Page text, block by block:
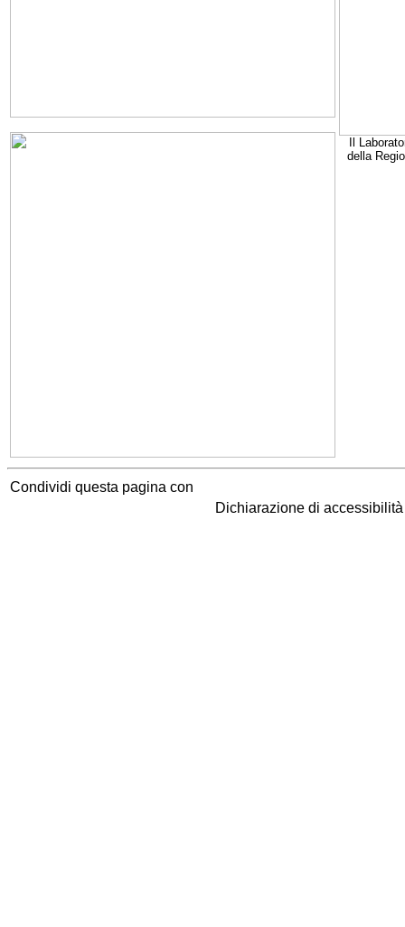
Il
della
Condividi questa pagina con
Dichiarazione di